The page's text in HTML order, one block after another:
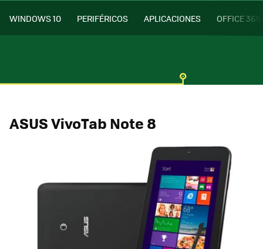
WINDOWS 10 PERIFÉRICOS APLICACIONES OFFICE 365
ASUS VivoTab Note 8